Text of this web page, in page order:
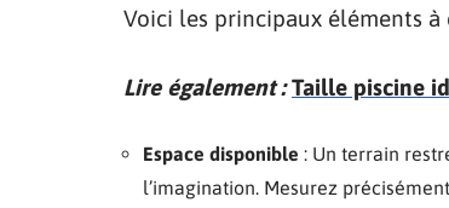
Voici les principaux éléments
Lire également : Taille piscine
Espace disponible : Un terrain
l’imagination. Mesurez